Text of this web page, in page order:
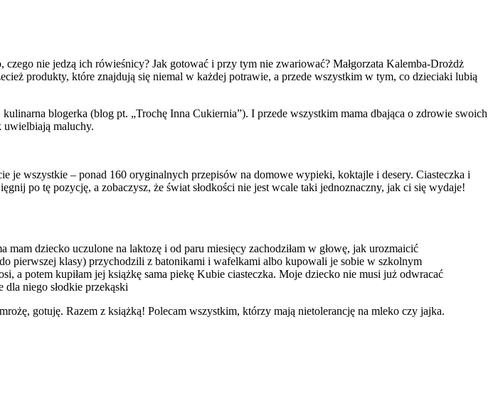
nie jedzą ich rówieśnicy? Jak gotować i przy tym nie zwariować? Małgorzata Kalemba-Drożdż
produkty, które znajdują się niemal w każdej potrawie, a przede wszystkim w tym, co dzieciaki lubią
blogerka (blog pt. „Trochę Inna Cukiernia”). I przede wszystkim mama dbająca o zdrowie swoich
uwielbiają maluchy.
wszystkie – ponad 160 oryginalnych przepisów na domowe wypieki, koktajle i desery. Ciasteczka i
po tę pozycję, a zobaczysz, że świat słodkości nie jest wcale taki jednoznaczny, jak ci się wydaje!
dziecko uczulone na laktozę i od paru miesięcy zachodziłam w głowę, jak urozmaicić
pierwszej klasy) przychodzili z batonikami i wafelkami albo kupowali je sobie w szkolnym
a potem kupiłam jej książkę sama piekę Kubie ciasteczka. Moje dziecko nie musi już odwracać
niego słodkie przekąski
gotuję. Razem z książką! Polecam wszystkim, którzy mają nietolerancję na mleko czy jajka.